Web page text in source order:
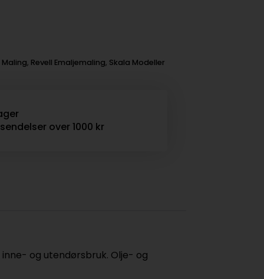
Maling, Revell Emaljemaling, Skala Modeller
over 1000 kr
og utendørsbruk. Olje- og